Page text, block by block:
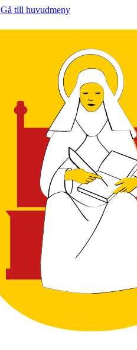
Gå till huvudmeny